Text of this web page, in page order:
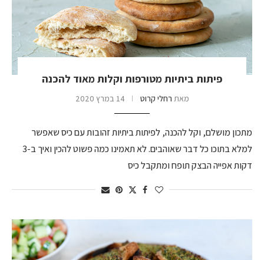
פיתות ביתיות מטורפות וקלות מאוד להכנה
מאת רחלי קרוט 14 במרץ 2020
מתכון מושלם, וקל להכנה, לפיתות ביתיות זהובות עם כיס שאפשר
למלא בתוכו כל דבר שאוהבים. לא תאמינו כמה פשוט להכין ואיך ב-3
דקות אפייה הבצק תופח ומתקבל כיס